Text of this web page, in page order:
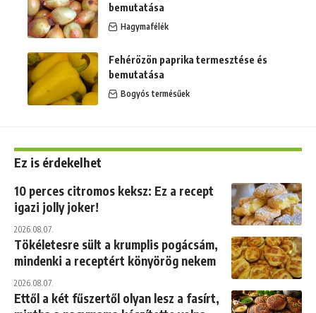
bemutatása
Hagymafélék
Fehérözön paprika termesztése és
bemutatása
Bogyós termésűek
Ez is érdekelhet
10 perces citromos keksz: Ez a recept
igazi jolly joker!
2026.08.07.
Tökéletesre sült a krumplis pogácsám,
mindenki a receptért könyörög nekem
2026.08.07.
Ettől a két fűszertől olyan lesz a fasírt,